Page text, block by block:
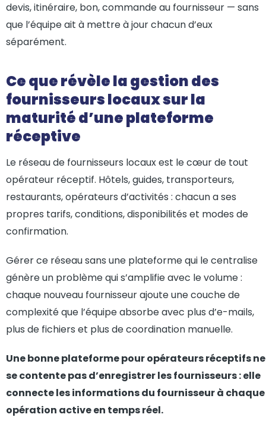
devis, itinéraire, bon, commande au fournisseur — sans
que l’équipe ait à mettre à jour chacun d’eux
séparément.
Ce que révèle la gestion des
fournisseurs locaux sur la
maturité d’une plateforme
réceptive
Le réseau de fournisseurs locaux est le cœur de tout
opérateur réceptif. Hôtels, guides, transporteurs,
restaurants, opérateurs d’activités : chacun a ses
propres tarifs, conditions, disponibilités et modes de
confirmation.
Gérer ce réseau sans une plateforme qui le centralise
génère un problème qui s’amplifie avec le volume :
chaque nouveau fournisseur ajoute une couche de
complexité que l’équipe absorbe avec plus d’e-mails,
plus de fichiers et plus de coordination manuelle.
Une bonne plateforme pour opérateurs réceptifs ne
se contente pas d’enregistrer les fournisseurs : elle
connecte les informations du fournisseur à chaque
opération active en temps réel.